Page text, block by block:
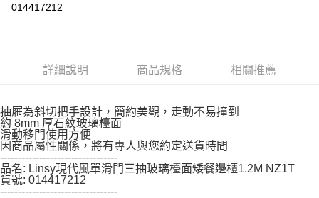
【注意事項】
https://aftee.tw/terms/#terms3
任。
４．使用「AFTEE先享後付」時，將依據個別帳號之用戶狀況，依本公司即
時審查核予不同之上限額度；若仍有額度不足之情形，本公司將視審查結果
請求用戶進行身份認證。
５．嚴禁一人註冊多個帳號或使用他人資訊註冊。若發現惡意使用之情形，
恩沛科技股份有限公司將有權停止該用戶之使用額度並採取法律行動。
014417212
詳細說明 商品規格 相關推薦
抽屜為斜切把手設計，簡約美觀，走動不易撞到
約 8mm 厚石紋玻璃檯面
滑動移門使用方便
因商品屬性關係，將有專人與您約定送貨時間
---------------------------------
品名: Linsy現代風單滑門三抽玻璃檯面矮餐邊櫃1.2M NZ1T
貨號: 014417212
---------------------------------